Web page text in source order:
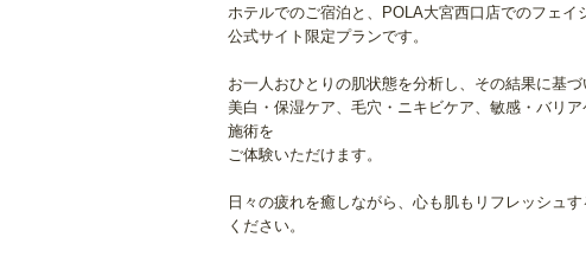
ホテルでのご宿泊と、POLA大宮西口店でのフェイ
公式サイト限定プランです。
お一人おひとりの肌状態を分析し、その結果に基づ
美白・保湿ケア、毛穴・ニキビケア、敏感・バリ
施術を
ご体験いただけます。
日々の疲れを癒しながら、心も肌もリフレッシュ
ください。